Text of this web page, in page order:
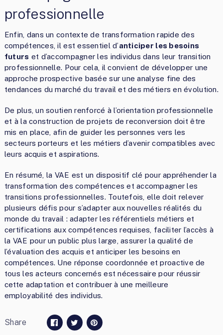
professionnelle
Enfin, dans un contexte de transformation rapide des
compétences, il est essentiel d’anticiper les besoins
futurs et d’accompagner les individus dans leur transition
professionnelle. Pour cela, il convient de développer une
approche prospective basée sur une analyse fine des
tendances du marché du travail et des métiers en évolution.
De plus, un soutien renforcé à l’orientation professionnelle
et à la construction de projets de reconversion doit être
mis en place, afin de guider les personnes vers les
secteurs porteurs et les métiers d’avenir compatibles avec
leurs acquis et aspirations.
En résumé, la VAE est un dispositif clé pour appréhender la
transformation des compétences et accompagner les
transitions professionnelles. Toutefois, elle doit relever
plusieurs défis pour s’adapter aux nouvelles réalités du
monde du travail : adapter les référentiels métiers et
certifications aux compétences requises, faciliter l’accès à
la VAE pour un public plus large, assurer la qualité de
l’évaluation des acquis et anticiper les besoins en
compétences. Une réponse coordonnée et proactive de
tous les acteurs concernés est nécessaire pour réussir
cette adaptation et contribuer à une meilleure
employabilité des individus.
Share